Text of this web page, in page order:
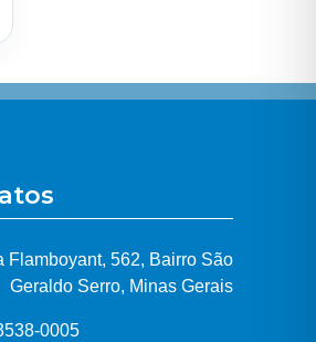
Flamboyant, 562, Bairro São
Geraldo Serro, Minas Gerais
0005